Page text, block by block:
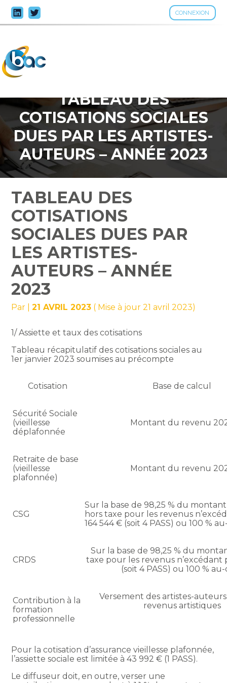
CONNEXION
Aller
au
TABLEAU DES
COTISATIONS SOCIALES
DUES PAR LES ARTISTES-
AUTEURS – ANNÉE 2023
TABLEAU DES
COTISATIONS
SOCIALES DUES PAR
LES ARTISTES-
AUTEURS – ANNÉE
2023
Par |21 AVRIL 2023 ( Mise à jour 21 avril 2023)
1/ Assiette et taux des cotisations
Tableau récapitulatif des cotisations sociales au
1er janvier 2023 soumises au précompte
Cotisation Base de calcul
Sécurité Sociale
(vieillesse
déplafonnée
Montant du revenu
Retraite de base
(vieillesse
plafonnée)
Montant du revenu
CSG
Sur la base de 98,25 % du
hors taxe pour les revenus
164 544 € (soit 4 PASS) ou 100 %
CRDS
Sur la base de 98,25 % du
taxe pour les revenus n’excédant
(soit 4 PASS) ou 100 %
Contribution à la
formation
professionnelle
Versement des artistes-
revenus artistiques
Pour la cotisation d’assurance vieillesse plafonnée,
l’assiette sociale est limitée à 43 992 € (1 PASS).
Le diffuseur doit, en outre, verser une